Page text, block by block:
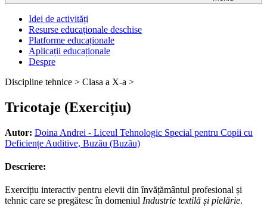
Idei de activități
Resurse educaționale deschise
Platforme educaționale
Aplicații educaționale
Despre
Discipline tehnice > Clasa a X-a >
Tricotaje (Exercițiu)
Autor: Doina Andrei - Liceul Tehnologic Special pentru Copii cu
Deficiențe Auditive, Buzău (Buzău)
Descriere:
Exercițiu interactiv pentru elevii din învățământul profesional și
tehnic care se pregătesc în domeniul Industrie textilă și pielărie.